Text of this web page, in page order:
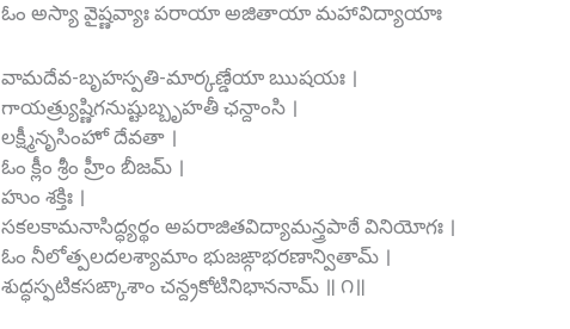
ఓం అస్యా వైష్ణవ్యాః పరాయా అజితాయా మహావిద్యాయాః
వామదేవ-బృహస్పతి-మార్కణ్డేయా ఋషయః ।
గాయత్ర్యుష్ణిగనుష్టుబ్బృహతీ ఛన్దాంసి ।
లక్ష్మీనృసింహో దేవతా ।
ఓం క్లీం శ్రీం హ్రీం బీజమ్ ।
హుం శక్తిః ।
సకలకామనాసిద్ధ్యర్థం అపరాజితవిద్యామన్త్రపాఠే వినియోగః ।
ఓం నీలోత్పలదలశ్యామాం భుజఙ్గాభరణాన్వితామ్ ।
శుద్ధస్ఫటికసఙ్కాశాం చన్ద్రకోటినిభాననామ్ ॥ ౧॥